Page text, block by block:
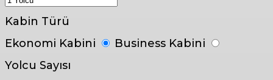
Kabin Türü
Ekonomi Kabini
Business Kabini
Yolcu Sayısı